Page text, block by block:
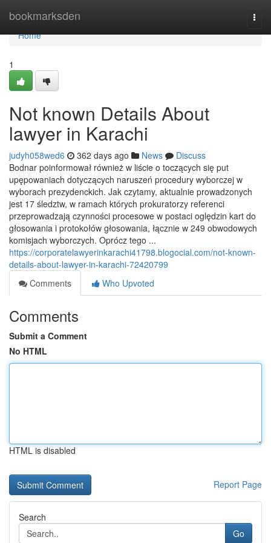
bookmarksden
Home
Home
1
Not known Details About
lawyer in Karachi
judyh058wed6 362 days ago News
Discuss
Bodnar poinformował również w liście o toczących się put
upępowaniach dotyczących naruszeń procedury wyborczej w
wyborach prezydenckich. Jak czytamy, aktualnie prowadzonych
jest 17 śledztw, w ramach których prokuratorzy referenci
przeprowadzają czynności procesowe w postaci oględzin kart do
głosowania i protokołów głosowania, łącznie w 249 obwodowych
komisjach wyborczych. Oprócz tego ...
https://corporatelawyerinkarachi41798.blogocial.com/not-known-
details-about-lawyer-in-karachi-72420799
Comments
Who Upvoted
Comments
Submit a Comment
No HTML
HTML is disabled
Report Page
Search
Go